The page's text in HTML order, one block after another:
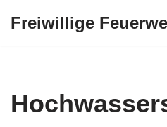
Freiwillige